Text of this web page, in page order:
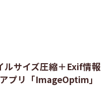
ルサイズ圧縮＋Exif情報
プリ「ImageOptim」